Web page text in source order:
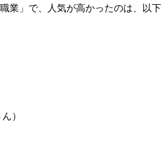
業」で、人気が高かったのは、以下
）